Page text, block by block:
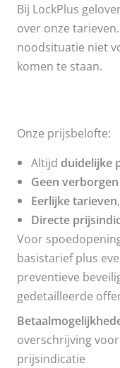
Bij LockPlus
over onze
noodsituatie niet
komen te staan.
Onze prijsbelofte:
Altijd duidelijke
Geen
Eerlijke tarieven
Directe
Voor
basistarief plus
preventieve
gedetailleerde
overschrijving
prijsindicatie